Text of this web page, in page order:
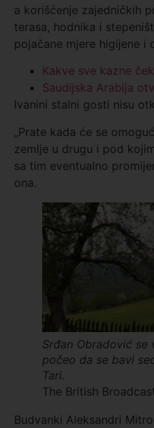
a korišćenje zajedničkih
terasa, hodnika i
pojačane mjere higijene i
Kakve sve kazne
Saudijska Arabija
Ivanini stalni gosti nisu
„Prate kada će se
zemlje u drugu i pod
sa tim eventualno
ona.
Srđan Obradović
počeo da se bavi
Tari.
The British
Budvanki Aleksandri